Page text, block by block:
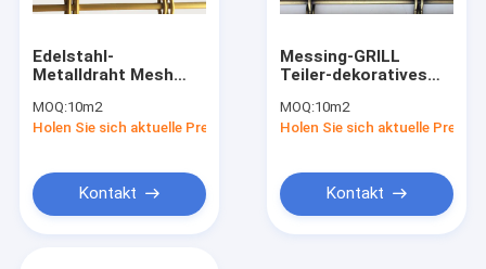
Metallspulen-Drapierung
Verschluss-Falz-Maschendraht
Ring Mesh Curtain
Edelstahl-
Metalldraht Mesh
Gold gesponnener
2×4m
MOQ:10m2
Holen Sie sich aktuelle Preis
Kontakt
Messing-GRILL
Teiler-dekoratives
Screen Plated Metal
MOQ:10m2
Holen Sie sich aktuelle Preis
Kontakt